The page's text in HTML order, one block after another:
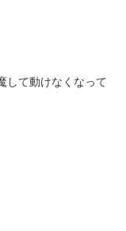
して動けなくなって